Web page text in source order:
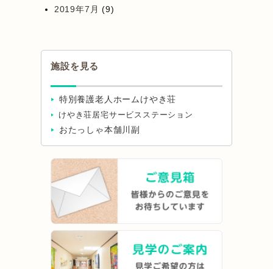
2019年7月 (9)
施設を見る
特別養護老人ホームけやき荘
けやき荘居宅サービスステーション
おたっしゃ本舗川副